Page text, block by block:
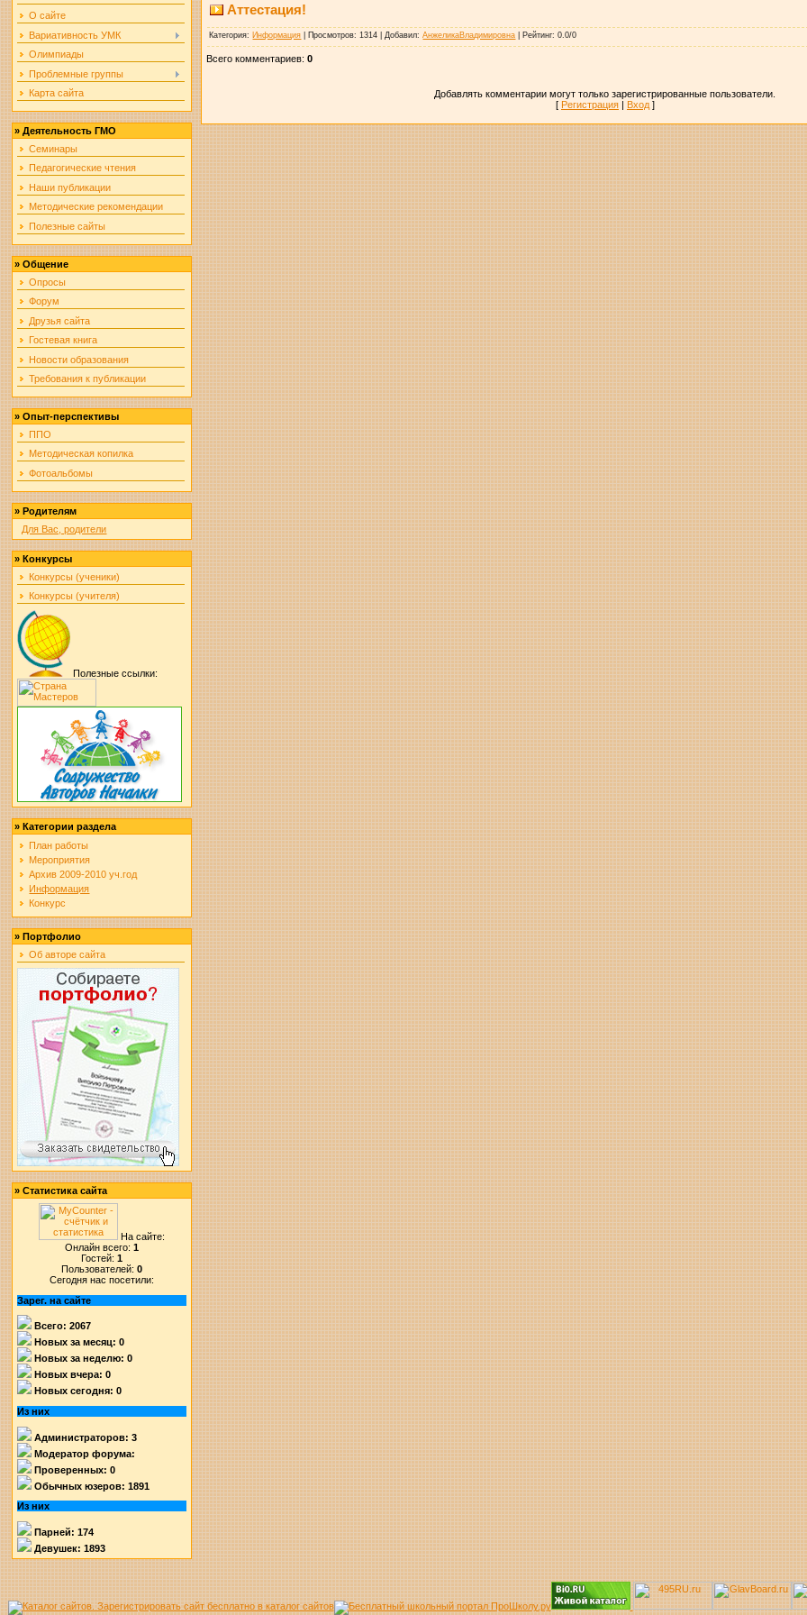
О сайте
Вариативность УМК
Олимпиады
Проблемные группы
Карта сайта
»Деятельность ГМО
Семинары
Педагогические чтения
Наши публикации
Методические рекомендации
Полезные сайты
»Общение
Опросы
Форум
Друзья сайта
Гостевая книга
Новости образования
Требования к публикации
»Опыт-перспективы
ППО
Методическая копилка
Фотоальбомы
»Родителям
Для Вас, родители
»Конкурсы
Конкурсы (ученики)
Конкурсы (учителя)
Полезные ссылки:
»Категории раздела
План работы
Мероприятия
Архив 2009-2010 уч.год
Информация
Конкурс
»Портфолио
Об авторе сайта
»Статистика сайта
На сайте:
Онлайн всего:1
Гостей:1
Пользователей:0
Сегодня нас посетили:
Зарег. на сайте
Всего: 2067
Новых за месяц: 0
Новых за неделю: 0
Новых вчера: 0
Новых сегодня: 0
Из них
Администраторов: 3
Модератор форума:
Проверенных: 0
Обычных юзеров: 1891
Из них
Парней: 174
Девушек: 1893
Аттестация!
Категория: Информация Просмотров: 1314 | Добавил:АнжеликаВладимировна Рейтинг:0.0/0
Всего комментариев:0
Добавлять комментарии могут только зарегистрированные пользователи.
[ Регистрация| Вход]